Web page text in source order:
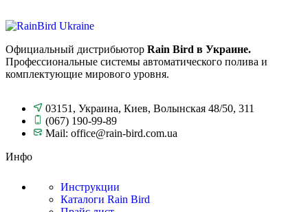
Официальный дистрибьютор Rain Bird в Украине.
Профессиональные системы автоматического полива и
комплектующие мирового уровня.
03151, Украина, Киев, Волынская 48/50, 311
(067) 190-99-89
Mail: office@rain-bird.com.ua
Инфо
Инструкции
Каталоги Rain Bird